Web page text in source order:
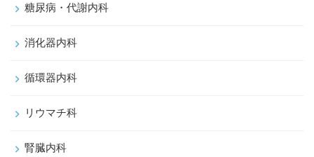
糖尿病・代謝内科
消化器内科
循環器内科
リウマチ科
腎臓内科